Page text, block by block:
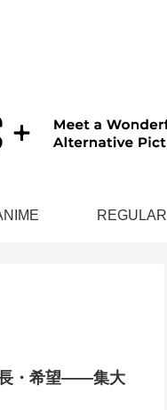
REGULAR
長・希望——集大